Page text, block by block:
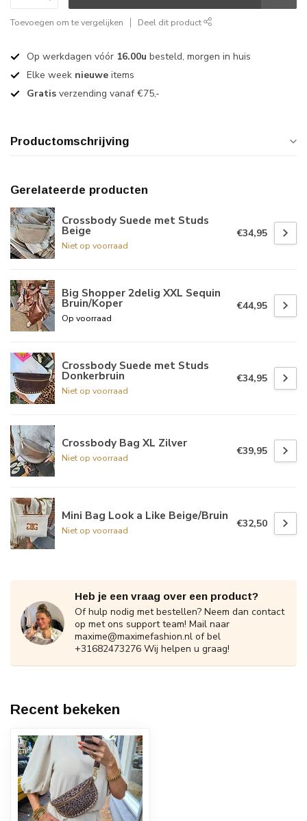
Toevoegen om te vergelijken Deel dit product
Op werkdagen vóór 16.00u besteld, morgen in huis
Elke week nieuwe items
Gratis verzending vanaf €75,-
Productomschrijving
Gerelateerde producten
Crossbody Suede met Studs
Beige
Niet op voorraad
€34,95
Big Shopper 2delig XXL Sequin
Bruin/Koper
Op voorraad
€44,95
Crossbody Suede met Studs
Donkerbruin
Niet op voorraad
€34,95
Crossbody Bag XL Zilver
Niet op voorraad
€39,95
Mini Bag Look a Like Beige/Bruin
Niet op voorraad
€32,50
Heb je een vraag over een product?
Of hulp nodig met bestellen? Neem dan contact
op met ons support team! Mail naar
maxime@maximefashion.nl of bel
+31682473276 Wij helpen u graag!
Recent bekeken